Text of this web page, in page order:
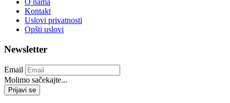
O nama
Kontakt
Uslovi privatnosti
Opšti uslovi
Newsletter
Email
Molimo sačekajte...
Prijavi se